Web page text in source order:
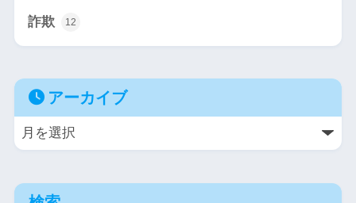
詐欺 12
アーカイブ